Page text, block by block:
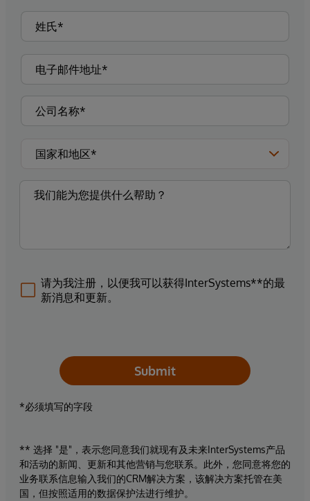
请为我注册，以便我可以获得InterSystems**的最
新消息和更新。
Submit
*必须填写的字段
** 选择 "是"，表示您同意我们就现有及未来InterSystems产品
和活动的新闻、更新和其他营销与您联系。此外，您同意将您的
业务联系信息输入我们的CRM解决方案，该解决方案托管在美
国，但按照适用的数据保护法进行维护。